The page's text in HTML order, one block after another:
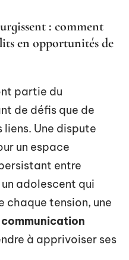
: comment
en opportunités de
partie du
de défis que de
Une dispute
un espace
entre
un adolescent qui
chaque tension, une
communication
à apprivoiser ses